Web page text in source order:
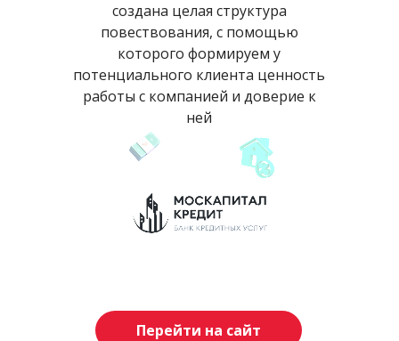
Перейти на сайт
создана целая структура
повествования, с помощью
которого формируем у
потенциального клиента ценность
работы с компанией и доверие к
ней